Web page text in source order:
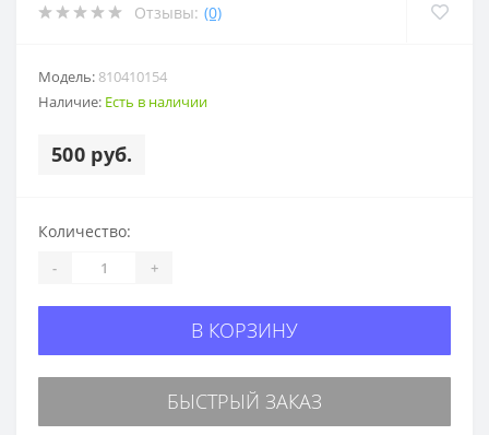
Отзывы: (0)
Модель: 810410154
Наличие: Есть в наличии
500 руб.
Количество:
- +
В КОРЗИНУ
БЫСТРЫЙ ЗАКАЗ